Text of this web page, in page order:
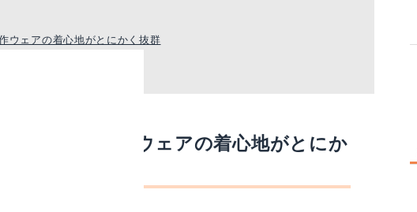
ウェアの着心地がとにかく抜群
快適に。新作ウェアの着心地がとにか